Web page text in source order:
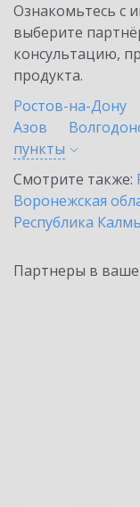
Ознакомьтесь с
выберите
консультацию,
продукта.
Ростов-на-Дону
Азов
пункты
Смотрите также:
Воронежская
Республика
Партнеры в